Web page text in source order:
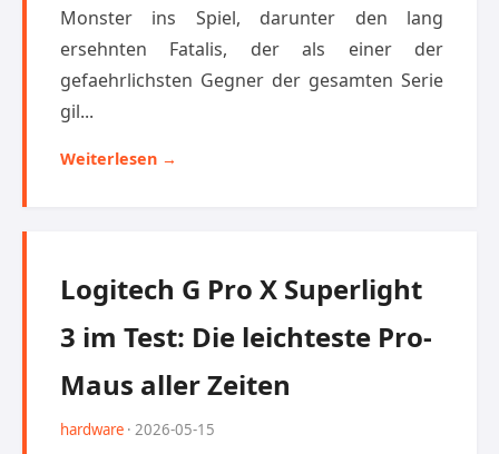
Monster ins Spiel, darunter den lang
ersehnten Fatalis, der als einer der
gefaehrlichsten Gegner der gesamten Serie
gil...
Weiterlesen →
Logitech G Pro X Superlight
3 im Test: Die leichteste Pro-
Maus aller Zeiten
hardware · 2026-05-15